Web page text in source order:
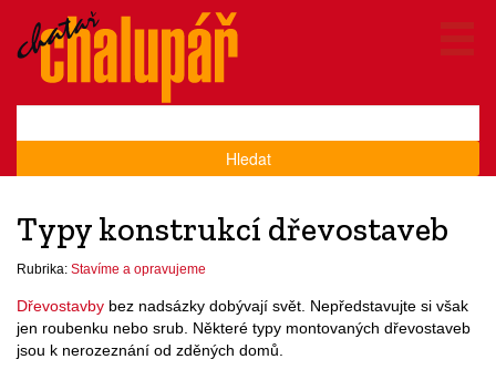
Hledat
Typy konstrukcí dřevostaveb
Rubrika: Stavíme a opravujeme
Dřevostavby bez nadsázky dobývají svět. Nepředstavujte si však
jen roubenku nebo srub. Některé typy montovaných dřevostaveb
jsou k nerozeznání od zděných domů.